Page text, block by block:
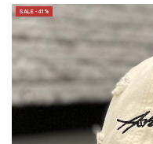
SALE -41%